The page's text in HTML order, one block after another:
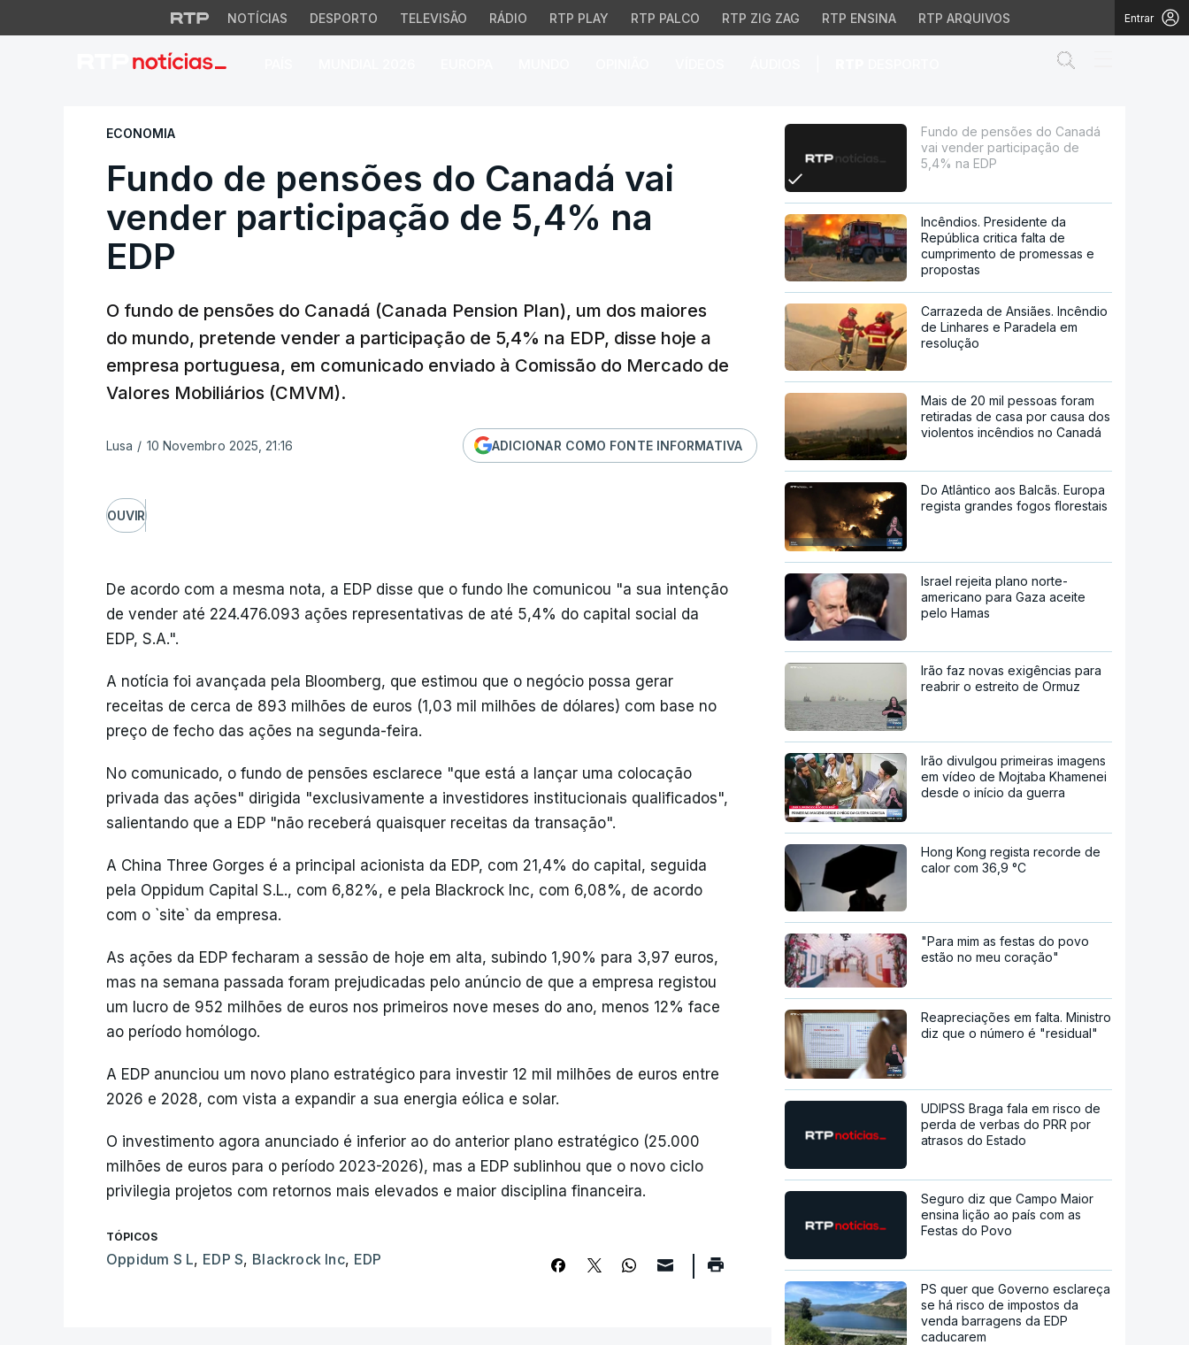
NOTÍCIAS DESPORTO TELEVISÃO RÁDIO RTP PLAY RTP PALCO RTP ZIG ZAG RTP ENSINA RTP ARQUIVOS Entrar
Fundo de pensões do Canadá vai vender participação de 5,4%
ECONOMIA
Fundo de pensões do Canadá vai
vender participação de 5,4% na
EDP
O fundo de pensões do Canadá (Canada Pension Plan), um dos maiores
do mundo, pretende vender a participação de 5,4% na EDP, disse hoje a
empresa portuguesa, em comunicado enviado à Comissão do Mercado de
Valores Mobiliários (CMVM).
Lusa / 10 Novembro 2025, 21:16 ADICIONAR COMO FONTE INFORMATIVA
OUVIR
De acordo com a mesma nota, a EDP disse que o fundo lhe comunicou "a sua intenção
de vender até 224.476.093 ações representativas de até 5,4% do capital social da
EDP, S.A.".
A notícia foi avançada pela Bloomberg, que estimou que o negócio possa gerar
receitas de cerca de 893 milhões de euros (1,03 mil milhões de dólares) com base no
preço de fecho das ações na segunda-feira.
No comunicado, o fundo de pensões esclarece "que está a lançar uma colocação
privada das ações" dirigida "exclusivamente a investidores institucionais qualificados",
salientando que a EDP "não receberá quaisquer receitas da transação".
A China Three Gorges é a principal acionista da EDP, com 21,4% do capital, seguida
pela Oppidum Capital S.L., com 6,82%, e pela Blackrock Inc, com 6,08%, de acordo
com o `site` da empresa.
As ações da EDP fecharam a sessão de hoje em alta, subindo 1,90% para 3,97 euros,
mas na semana passada foram prejudicadas pelo anúncio de que a empresa registou
um lucro de 952 milhões de euros nos primeiros nove meses do ano, menos 12% face
ao período homólogo.
A EDP anunciou um novo plano estratégico para investir 12 mil milhões de euros entre
2026 e 2028, com vista a expandir a sua energia eólica e solar.
O investimento agora anunciado é inferior ao do anterior plano estratégico (25.000
milhões de euros para o período 2023-2026), mas a EDP sublinhou que o novo ciclo
privilegia projetos com retornos mais elevados e maior disciplina financeira.
TÓPICOS
Oppidum S L, EDP S, Blackrock Inc, EDP
Fundo de pensões do Canadá
vai vender participação de
5,4% na EDP
Incêndios. Presidente da
República critica falta de
cumprimento de promessas e
propostas
Carrazeda de Ansiães. Incêndio
de Linhares e Paradela em
resolução
Mais de 20 mil pessoas foram
retiradas de casa por causa dos
violentos incêndios no Canadá
Do Atlântico aos Balcãs. Europa
regista grandes fogos florestais
Israel rejeita plano norte-
americano para Gaza aceite
pelo Hamas
Irão faz novas exigências para
reabrir o estreito de Ormuz
Irão divulgou primeiras imagens
em vídeo de Mojtaba Khamenei
desde o início da guerra
Hong Kong regista recorde de
calor com 36,9 °C
"Para mim as festas do povo
estão no meu coração"
Reapreciações em falta. Ministro
diz que o número é "residual"
UDIPSS Braga fala em risco de
perda de verbas do PRR por
atrasos do Estado
Seguro diz que Campo Maior
ensina lição ao país com as
Festas do Povo
PS quer que Governo esclareça
se há risco de impostos da
venda barragens da EDP
caducarem